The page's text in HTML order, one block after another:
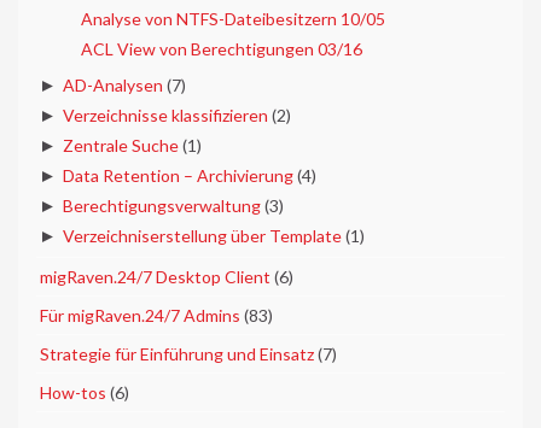
Analyse von NTFS-Dateibesitzern 10/05
ACL View von Berechtigungen 03/16
► AD-Analysen (7)
► Verzeichnisse klassifizieren (2)
► Zentrale Suche(1)
► Data Retention – Archivierung(4)
► Berechtigungsverwaltung(3)
► Verzeichniserstellung über Template(1)
migRaven.24/7 Desktop Client (6)
Für migRaven.24/7 Admins (83)
Strategie für Einführung und Einsatz(7)
How-tos (6)